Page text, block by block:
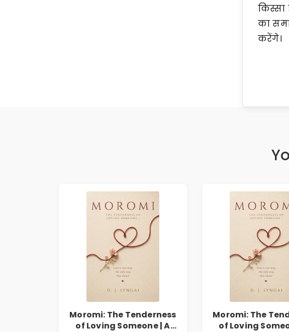
किस्सा
का
करेंगे।
Moromi: The Tenderness
of Loving Someone | A
Moromi: The
of Loving